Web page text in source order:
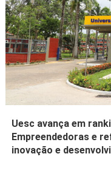
Uesc avança em
Empreendedoras e
inovação e